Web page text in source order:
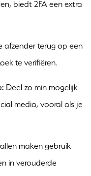
biedt 2FA een extra
afzender terug op een
te verifiëren.
Deel zo min mogelijk
media, vooral als je
maken gebruik
in verouderde